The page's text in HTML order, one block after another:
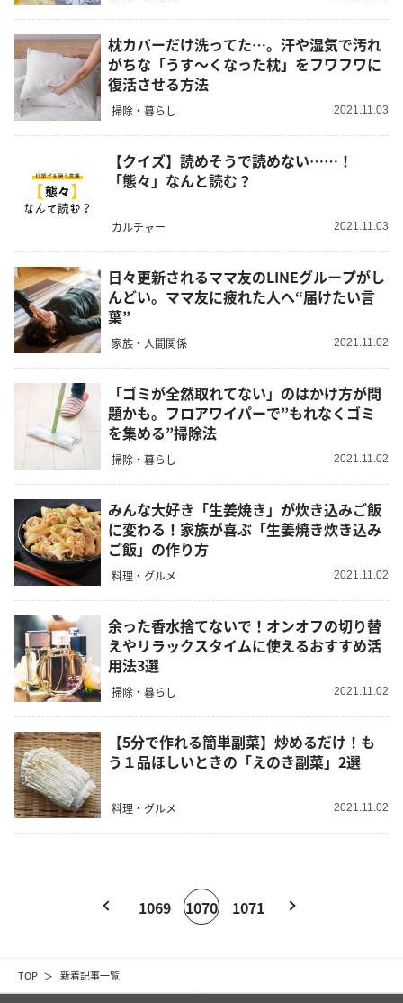
TOP 新着記事一覧
枕カバーだけ洗ってた…。汗や湿気で汚れ
がちな「うす〜くなった枕」をフワフワに
復活させる方法
掃除・暮らし 2021.11.03
【クイズ】読めそうで読めない……！
「態々」なんと読む？
カルチャー 2021.11.03
日々更新されるママ友のLINEグループがし
んどい。ママ友に疲れた人へ“届けたい言
葉”
家族・人間関係 2021.11.02
「ゴミが全然取れてない」のはかけ方が問
題かも。フロアワイパーで”もれなくゴミ
を集める”掃除法
掃除・暮らし 2021.11.02
みんな大好き「生姜焼き」が炊き込みご飯
に変わる！家族が喜ぶ「生姜焼き炊き込み
ご飯」の作り方
料理・グルメ 2021.11.02
余った香水捨てないで！オンオフの切り替
えやリラックスタイムに使えるおすすめ活
用法3選
掃除・暮らし 2021.11.02
【5分で作れる簡単副菜】炒めるだけ！も
う１品ほしいときの「えのき副菜」2選
料理・グルメ 2021.11.02
1069 1070 1071